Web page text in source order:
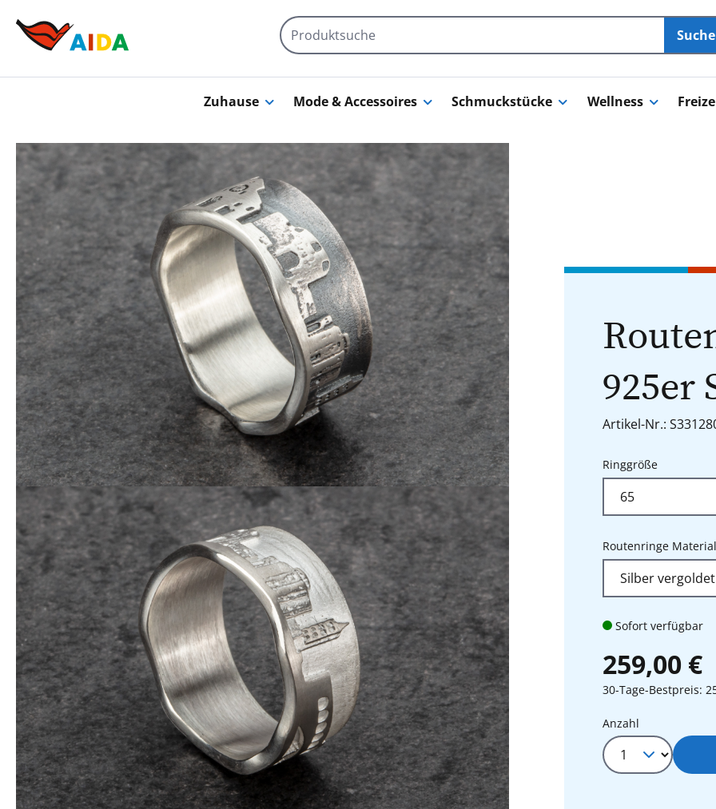
Zuhause Mode & Accessoires Schmuckstücke Wellness
925er
Artikel-Nr.:
Ringgrößeauswählen
Routenringe Material
Sofort verfügbar
259,00 €
30-Tage-Bestpreis:
Produkt
Anzahl
Bildergalerie überspringen